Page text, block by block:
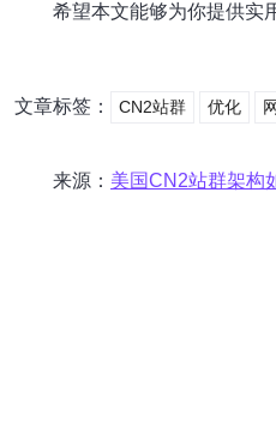
希望本文能够为你提供实
文章标签： CN2站群 优化
来源： 美国CN2站群架构